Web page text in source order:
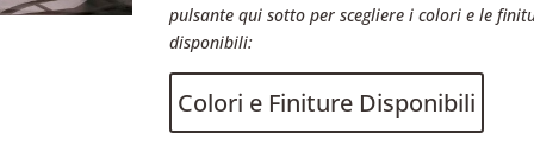
pulsante qui sotto per scegliere i colori e le
disponibili:
Colori e Finiture Disponibili